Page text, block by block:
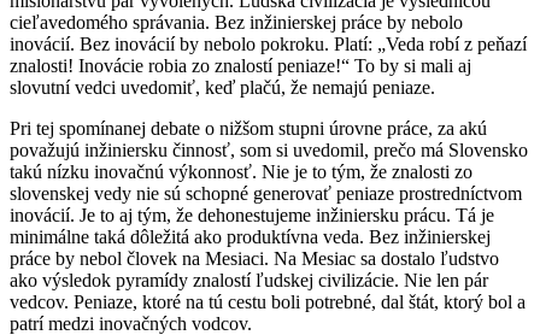
cieľavedomého správania. Bez inžinierskej práce by nebolo
inovácií. Bez inovácií by nebolo pokroku. Platí: „Veda robí z peňazí
znalosti! Inovácie robia zo znalostí peniaze!“ To by si mali aj
slovutní vedci uvedomiť, keď plačú, že nemajú peniaze.
Pri tej spomínanej debate o nižšom stupni úrovne práce, za akú
považujú inžiniersku činnosť, som si uvedomil, prečo má Slovensko
takú nízku inovačnú výkonnosť. Nie je to tým, že znalosti zo
slovenskej vedy nie sú schopné generovať peniaze prostredníctvom
inovácií. Je to aj tým, že dehonestujeme inžiniersku prácu. Tá je
minimálne taká dôležitá ako produktívna veda. Bez inžinierskej
práce by nebol človek na Mesiaci. Na Mesiac sa dostalo ľudstvo
ako výsledok pyramídy znalostí ľudskej civilizácie. Nie len pár
vedcov. Peniaze, ktoré na tú cestu boli potrebné, dal štát, ktorý bol a
patrí medzi inovačných vodcov.